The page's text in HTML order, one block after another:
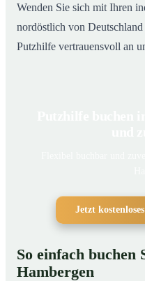
Wenden Sie sich mit Ihren
nordöstlich von
Putzhilfe vertrauensvoll an
Jetzt
So einfach buchen
Hambergen